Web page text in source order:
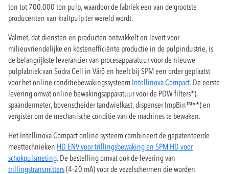
ton tot 700.000 ton pulp, waardoor de fabriek een van de grootste
producenten van kraftpulp ter wereld wordt.
Valmet, dat diensten en producten ontwikkelt en levert voor
milieuvriendelijke en kostenefficiënte productie in de pulpindustrie, is
de belangrijkste leverancier van procesapparatuur voor de nieuwe
pulpfabriek van Södra Cell in Värö en heeft bij SPM een order geplaatst
voor het online conditiebewakingssysteem Intellinova Compact. De eerste
levering omvat online bewakingsapparatuur voor de PDW filters*),
spaandermeter, bovenscheider tandwielkast, dispenser ImpBin™**) en
vergister om de mechanische conditie van de machines te bewaken.
Het Intellinova Compact online systeem combineert de gepatenteerde
meettechnieken HD ENV voor trillingsbewaking en SPM HD voor
schokpulsmeting. De bestelling omvat ook de levering van
trillingstransmitters(4-20 mA) voor de vezelschermen die worden